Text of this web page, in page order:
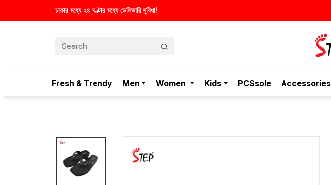
ঢাকার মধ্যে ২৪ ঘণ্টার মধ্যে ডেলিভারি সুবিধা!
Fresh & Trendy Men Women Kids PCSsole Accessories